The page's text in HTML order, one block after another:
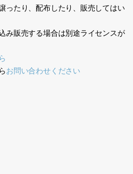
ったり、配布したり、販売してはい
み販売する場合は別途ライセンスが
お問い合わせください